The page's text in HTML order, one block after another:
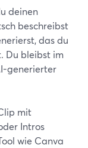
deinen
beschreibst
das du
Du bleibst im
generierter
mit
Intros
wie Canva